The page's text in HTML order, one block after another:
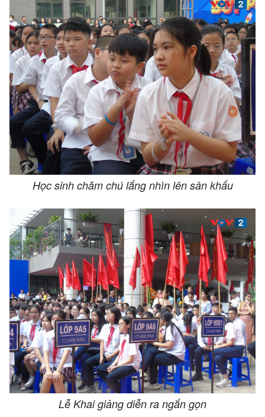
Học sinh chăm chú lắng nhìn lên sân khấu
Lễ Khai giảng diễn ra ngắn gọn